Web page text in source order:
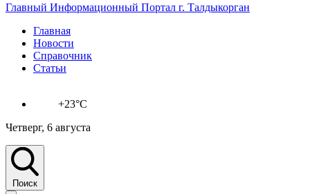
Главный Информационный Портал г. Талдыкорган
Главная
Новости
Справочник
Статьи
+23°C
Четверг, 6 августа
Поиск